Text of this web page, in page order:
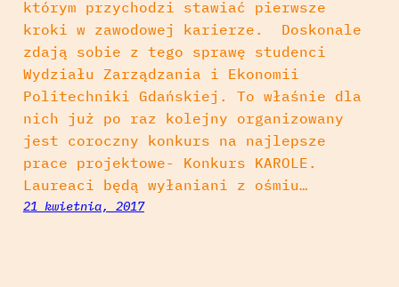
którym przychodzi stawiać pierwsze
kroki w zawodowej karierze. Doskonale
zdają sobie z tego sprawę studenci
Wydziału Zarządzania i Ekonomii
Politechniki Gdańskiej. To właśnie dla
nich już po raz kolejny organizowany
jest coroczny konkurs na najlepsze
prace projektowe- Konkurs KAROLE.
Laureaci będą wyłaniani z ośmiu…
21 kwietnia, 2017